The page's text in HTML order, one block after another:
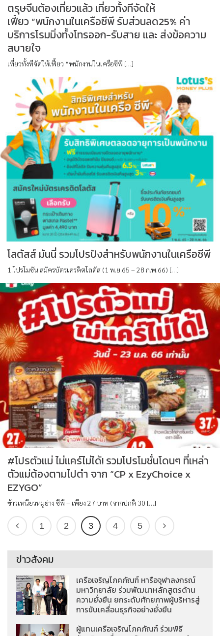
ตรุษจีนต้องเที่ยวแล้ว เที่ยวทั้งทีจัดให้
เฟี้ยว “พนักงานในเครือซีพี รับส่วนลด25% ค่า
บริการโรมมิ่งทั้งโทรออก-รับสาย และ ส่งข้อความ
สบายใจ
เที่ยวทั้งทีจัดให้เฟี้ยว “พนักงานในเครือซีพี […]
โลตัสส์ มันนี่ รวมโปรปังสำหรับพนักงานในเครือซีพี
1.โปรโมชัน สมัครบัตรเครดิตโลตัส (1 พ.ย.65 – 28 ก.พ.66) […]
#โปรตัวแม่ ไม่แคร์ไม่ได้! รวมโปรโมชั่นโดนๆ ที่เหล่า
ตัวแม่ต้องตามไปตำ จาก “CP x EzyChoice x
EZYGO”
ข้าวเหนียวหมูย่าง ซีพี – เพียง 27 บาท (จากปกติ 30 […]
1 2 3 4 5
ข่าวสังคม
เครือเจริญโภคภัณฑ์ หารือจุฬาลงกรณ์
มหาวิทยาลัย ร่วมพัฒนาหลักสูตรด้าน
ความยั่งยืน ยกระดับศักยภาพผู้บริหารสู่
การขับเคลื่อนธุรกิจอย่างยั่งยืน
ผู้แทนเครือเจริญโภคภัณฑ์ ร่วมพิธี